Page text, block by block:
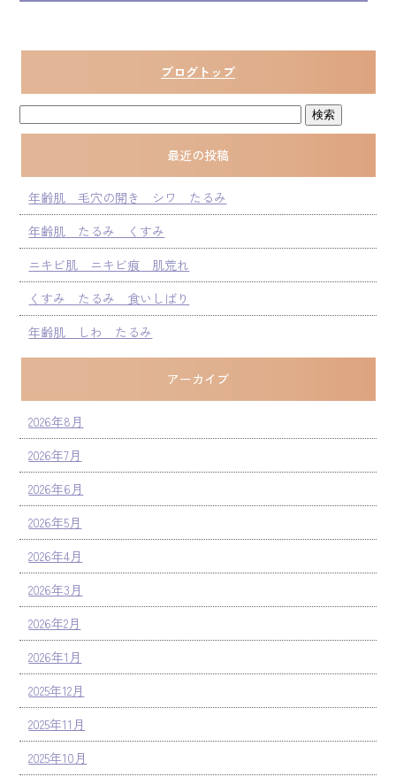
ブログトップ
最近の投稿
年齢肌 毛穴の開き シワ たるみ
年齢肌 たるみ くすみ
ニキビ肌 ニキビ痕 肌荒れ
くすみ たるみ 食いしばり
年齢肌 しわ たるみ
アーカイブ
2026年8月
2026年7月
2026年6月
2026年5月
2026年4月
2026年3月
2026年2月
2026年1月
2025年12月
2025年11月
2025年10月